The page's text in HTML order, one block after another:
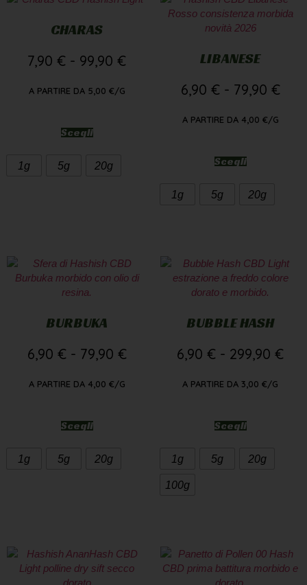
CHARAS
7,90 € - 99,90 €
A PARTIRE DA 5,00 €/G
Scegli
1g 5g 20g
LIBANESE
6,90 € - 79,90 €
A PARTIRE DA 4,00 €/G
Scegli
1g 5g 20g
BURBUKA
6,90 € - 79,90 €
A PARTIRE DA 4,00 €/G
Scegli
1g 5g 20g
BUBBLE HASH
6,90 € - 299,90 €
A PARTIRE DA 3,00 €/G
Scegli
1g 5g 20g
100g